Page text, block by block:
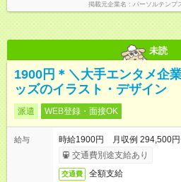
掲載元企業名 パーソルテンプ
未読
1900円＊＼大手エンタメ企
ッズのイラスト・デザイン
派遣 WEB登録・面接OK
給与
時給1900円 月収例 294,500円
交通費別途支給あり
交通費 全額支給